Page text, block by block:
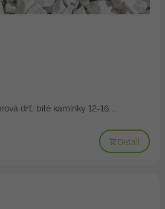
drť, bílé kamínky 12-16 ...
Detail